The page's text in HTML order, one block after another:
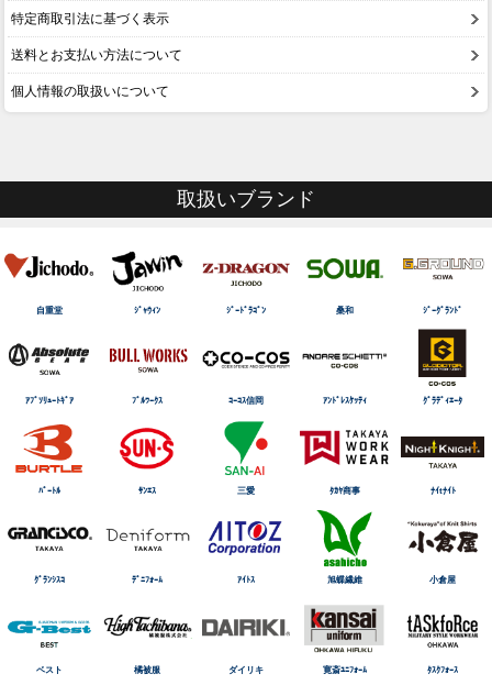
特定商取引法に基づく表示
送料とお支払い方法について
個人情報の取扱いについて
取扱いブランド
自重堂 ｼﾞｬｳｨﾝ ｼﾞｰﾄﾞﾗｺﾞﾝ 桑和 ｼﾞｰｸﾞﾗﾝﾄﾞ
ｱﾌﾞｿﾘｭｰﾄｷﾞｱ ﾌﾞﾙﾜｰｸｽ ｺｰｺｽ信岡 ｱﾝﾄﾞﾚｽｹｯﾃｨ ｸﾞﾗﾃﾞｨｴｰﾀ
ﾊﾞｰﾄﾙ ｻﾝｴｽ 三愛 ﾀｶﾔ商事 ﾅｲtﾅｲﾄ
ｸﾞﾗﾝｼｽｺ ﾃﾞﾆﾌｫｰﾑ ｱｲﾄｽ 旭蝶繊維 小倉屋
ベスト 橘被服 ダイリキ 寛斎ﾕﾆﾌｫｰﾑ ﾀｽｸﾌｫｰｽ